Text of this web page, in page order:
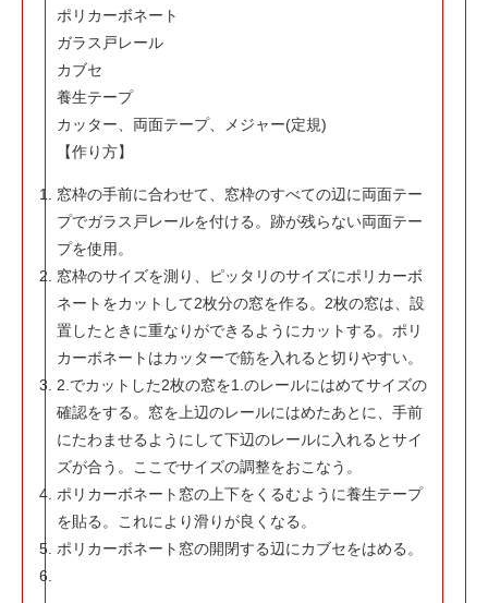
ポリカーボネート
ガラス戸レール
カブセ
養生テープ
カッター、両面テープ、メジャー(定規)
【作り方】
窓枠の手前に合わせて、窓枠のすべての辺に両面テー
プでガラス戸レールを付ける。跡が残らない両面テー
プを使用。
窓枠のサイズを測り、ピッタリのサイズにポリカーボ
ネートをカットして2枚分の窓を作る。2枚の窓は、設
置したときに重なりができるようにカットする。ポリ
カーボネートはカッターで筋を入れると切りやすい。
2.でカットした2枚の窓を1.のレールにはめてサイズの
確認をする。窓を上辺のレールにはめたあとに、手前
にたわませるようにして下辺のレールに入れるとサイ
ズが合う。ここでサイズの調整をおこなう。
ポリカーボネート窓の上下をくるむように養生テープ
を貼る。これにより滑りが良くなる。
ポリカーボネート窓の開閉する辺にカブセをはめる。